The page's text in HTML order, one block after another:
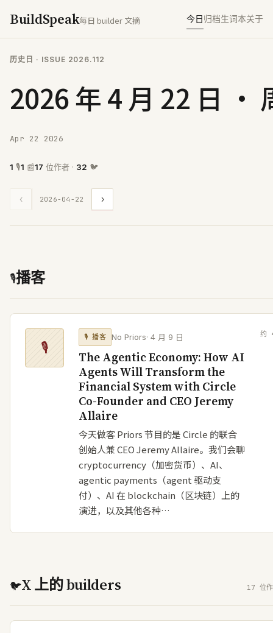
BuildSpeak每日 builder 文摘 今日归档生词本关于
历史日 · ISSUE 2026.112
2026 年 4 月 22 日 ·
Apr 22 2026
1 🎙1 📰17 位作者 · 32 🐦
‹ 2026-04-22 ›
🎙播客
🎙
🎙 播客 No Priors· 4 月 9 日
The Agentic Economy: How AI
Agents Will Transform the
Financial System with Circle
Co-Founder and CEO Jeremy
Allaire
今天做客 Priors 节目的是 Circle 的联合
创始人兼 CEO Jeremy Allaire。我们会聊
cryptocurrency（加密货币）、AI、
agentic payments（agent 驱动支
付）、AI 在 blockchain（区块链）上的
演进，以及其他各种…
约
🐦X 上的 builders 17 位